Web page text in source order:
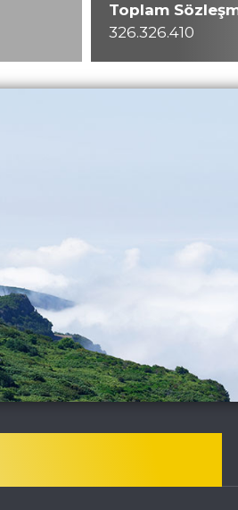
Toplam
326.326.410